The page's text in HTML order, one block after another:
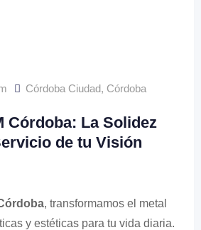
Córdoba Ciudad, Córdoba
Córdoba: La Solidez
de tu Visión
, transformamos el metal
y estéticas para tu vida diaria.